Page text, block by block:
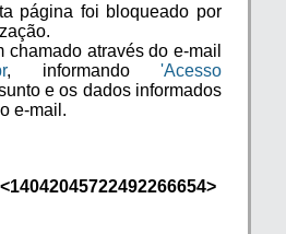
página foi bloqueado por
chamado através do e-mail
, informando 'Acesso
e os dados informados
e-mail.
<14042045722492266654>